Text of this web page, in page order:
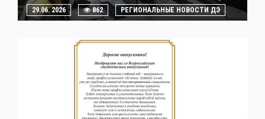
29.06. 2026 862 РЕГИОНАЛЬНЫЕ НОВОСТИ ДЭ